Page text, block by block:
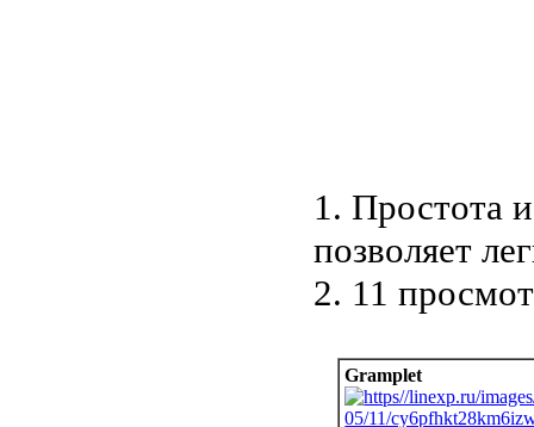
1. Простота
позволяет
2. 11
Gramplet